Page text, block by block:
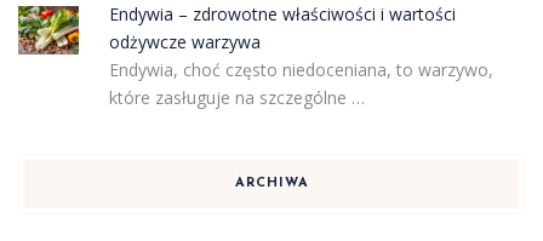
Endywia – zdrowotne właściwości i wartości
odżywcze warzywa
Endywia, choć często niedoceniana, to warzywo,
które zasługuje na szczególne …
ARCHIWA